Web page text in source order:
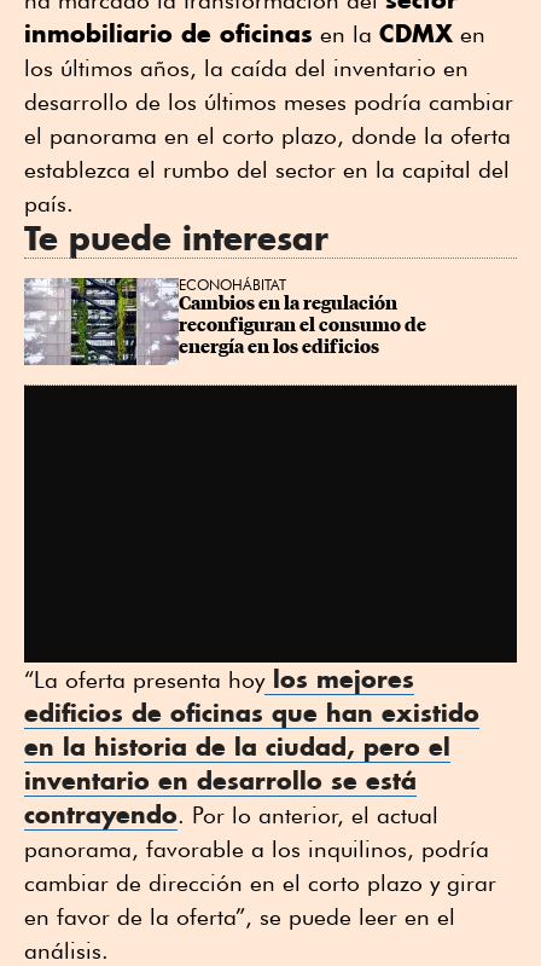
inmobiliario de oficinas en la CDMX en
los últimos años, la caída del inventario en
desarrollo de los últimos meses podría cambiar
el panorama en el corto plazo, donde la oferta
establezca el rumbo del sector en la capital del
país.
Te puede interesar
ECONOHÁBITAT
Cambios en la regulación
reconfiguran el consumo de
energía en los edificios
“La oferta presenta hoylos mejores
edificios de oficinas que han existido
en la historia de la ciudad, pero el
inventario en desarrollo se está
contrayendo. Por lo anterior, el actual
panorama, favorable a los inquilinos, podría
cambiar de dirección en el corto plazo y girar
en favor de la oferta”, se puede leer en el
análisis.